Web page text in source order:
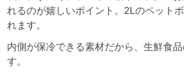
れるのが嬉しいポイント。2Lのペット
れます。
内側が保冷できる素材だから、生鮮食
す。